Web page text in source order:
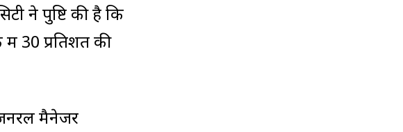
ने पुष्टि की है कि
30 प्रतिशत की
मैनेजर